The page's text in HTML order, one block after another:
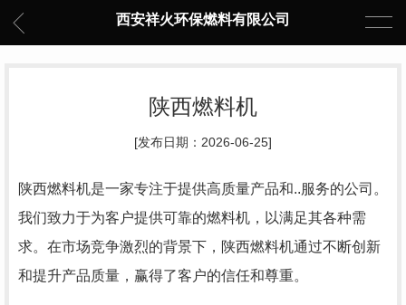
西安祥火环保燃料有限公司
陕西燃料机
[发布日期：2026-06-25]
陕西燃料机是一家专注于提供高质量产品和..服务的公司。
我们致力于为客户提供可靠的燃料机，以满足其各种需
求。在市场竞争激烈的背景下，陕西燃料机通过不断创新
和提升产品质量，赢得了客户的信任和尊重。